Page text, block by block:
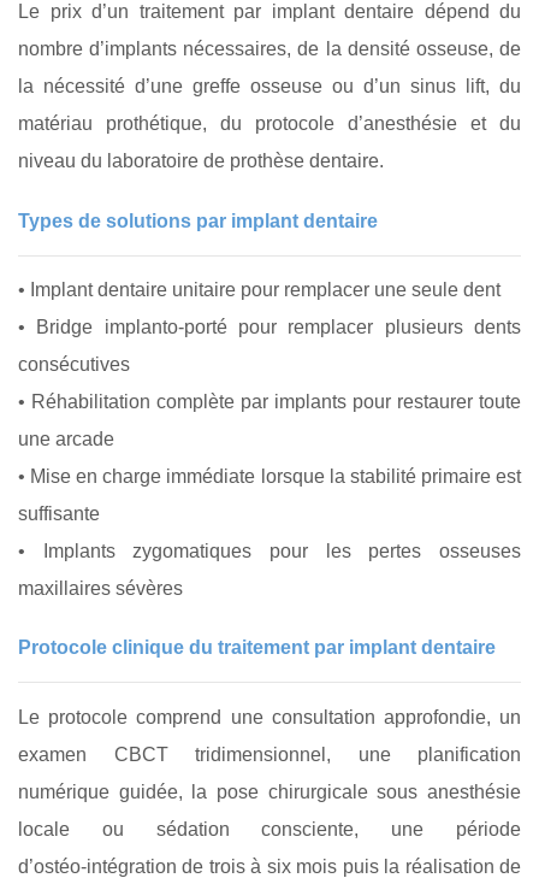
Le prix d’un traitement par implant dentaire dépend du
nombre d’implants nécessaires, de la densité osseuse, de
la nécessité d’une greffe osseuse ou d’un sinus lift, du
matériau prothétique, du protocole d’anesthésie et du
niveau du laboratoire de prothèse dentaire.
Types de solutions par implant dentaire
• Implant dentaire unitaire pour remplacer une seule dent
• Bridge implanto‑porté pour remplacer plusieurs dents
consécutives
• Réhabilitation complète par implants pour restaurer toute
une arcade
• Mise en charge immédiate lorsque la stabilité primaire est
suffisante
• Implants zygomatiques pour les pertes osseuses
maxillaires sévères
Protocole clinique du traitement par implant dentaire
Le protocole comprend une consultation approfondie, un
examen CBCT tridimensionnel, une planification
numérique guidée, la pose chirurgicale sous anesthésie
locale ou sédation consciente, une période
d’ostéo‑intégration de trois à six mois puis la réalisation de